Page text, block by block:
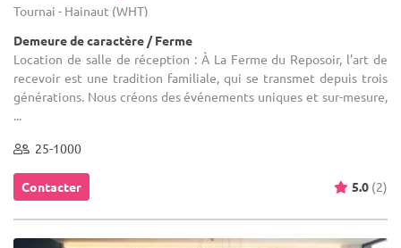
Tournai - Hainaut (WHT)
Demeure de caractère / Ferme
Location de salle de réception : À La Ferme du Reposoir, l’art de
recevoir est une tradition familiale, qui se transmet depuis trois
générations. Nous créons des événements uniques et sur-mesure,
...
25-1000
Contacter 5.0 (2)